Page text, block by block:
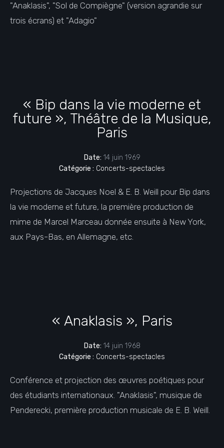
"Anaklasis", "Sol de Compiègne" (version agrandie sur
trois écrans) et "Adagio"
« Bip dans la vie moderne et
future », Théâtre de la Musique,
Paris
Date: 14 juin 1969
Catégorie : Concerts-spectacles
Projections de Jacques Noel & E. B. Weill pour Bip dans
la vie moderne et future, la première production de
mime de Marcel Marceau donnée ensuite à New York,
aux Pays-Bas, en Allemagne, etc.
« Anaklasis », Paris
Date: 14 juin 1968
Catégorie : Concerts-spectacles
Conférence et projection des œuvres poétiques pour
des étudiants internationaux. "Anaklasis", musique de
Penderecki, première production musicale de E. B. Weill.